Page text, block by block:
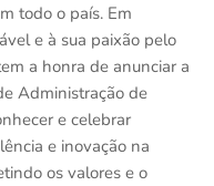
todo o país. Em
e à sua paixão pelo
a honra de anunciar a
Administração de
e celebrar
e inovação na
os valores e o